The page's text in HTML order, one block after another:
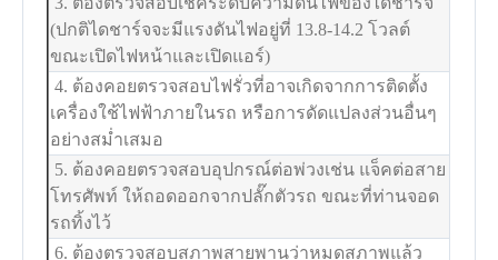
(ปกติไดชาร์จจะมีแรงดันไฟอยู่ที่ 13.8-14.2 โวลต์
ขณะเปิดไฟหน้าและเปิดแอร์)
4. ต้องคอยตรวจสอบไฟรั่วที่อาจเกิดจากการติดตั้ง
เครื่องใช้ไฟฟ้าภายในรถ หรือการดัดแปลงส่วนอื่นๆ
อย่างสม่ำเสมอ
5. ต้องคอยตรวจสอบอุปกรณ์ต่อพ่วงเช่น แจ็คต่อสาย
โทรศัพท์ ให้ถอดออกจากปลั๊กตัวรถ ขณะที่ท่านจอด
รถทิ้งไว้
6. ต้องตรวจสอบสภาพสายพานว่าหมดสภาพแล้ว